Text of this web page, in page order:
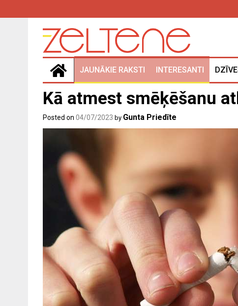
JAUNĀKIE RAKSTI INTERESANTI
Kā atmest smēķēšanu
Posted on 04/07/2023 by Gunta Priedīte